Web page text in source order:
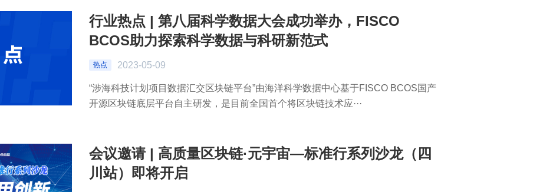
行业热点 | 第八届科学数据大会成功举办，FISCO
BCOS助力探索科学数据与科研新范式
热点 2023-05-09
“涉海科技计划项目数据汇交区块链平台”由海洋科学数据中心基于FISCO BCOS国产
开源区块链底层平台自主研发，是目前全国首个将区块链技术应···
会议邀请 | 高质量区块链·元宇宙—标准行系列沙龙（四
川站）即将开启